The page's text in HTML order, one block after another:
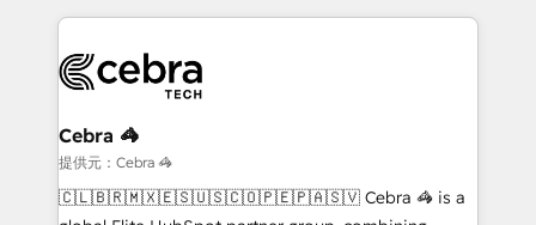
organization. We’re a unique blend of deep HubSpot
operational know-how. We know that no two
businesses are alike, so we don’t do cookie-cutter
solutions. Instead, we dive in to understand your
needs, goals, and challenges to deliver solutions that
fit like a glove. We’re committed to being both
highly effective and fun to work with. We believe in
Cebra 🦓
提供元：Cebra 🦓
🇨🇱🇧🇷🇲🇽🇪🇸🇺🇸🇨🇴🇵🇪🇵🇦🇸🇻 Cebra 🦓 is a